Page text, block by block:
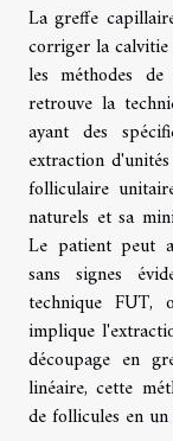
La greffe
corriger la
les méthodes
retrouve la
ayant des
extraction
folliculaire
naturels et sa
Le patient peut
sans signes
technique FUT,
implique
découpage en
linéaire, cette
de follicules en